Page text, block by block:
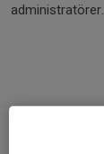
administratörer.